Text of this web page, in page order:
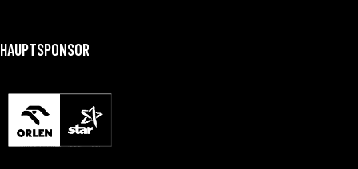
HAUPTSPONSOR